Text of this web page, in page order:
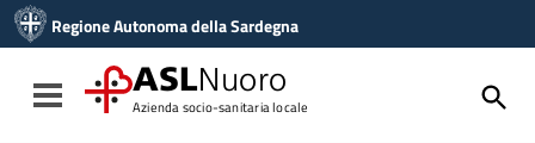
Vai al menu di navigazione
Vai al footer
Regione Autonoma della Sardegna
Toggle navigation
ASLNuoro
Azienda socio-sanitaria locale